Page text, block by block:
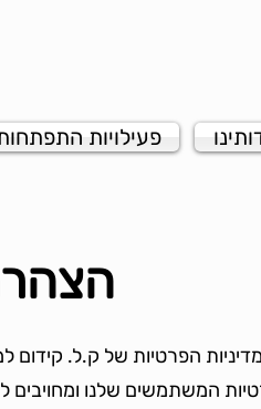
פעילויות
הפרטיות של ק.ל. קידום
המשתמשים שלנו